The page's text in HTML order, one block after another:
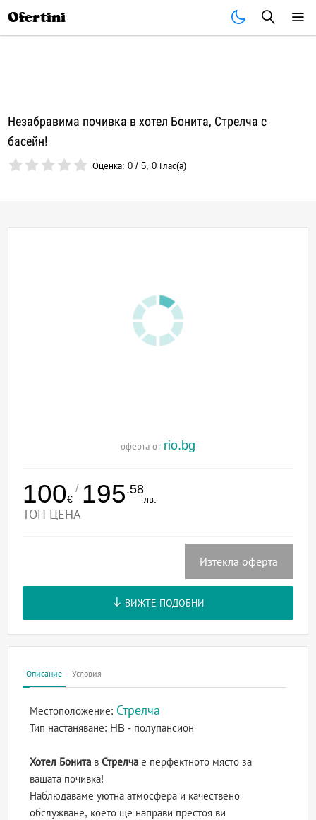
Ofertini
Незабравима почивка в хотел Бонита, Стрелча с
басейн!
Оценка:0 /5,0 Глас(а)
оферта от rio.bg
100€
/ 195.58
лв.
ТОП ЦЕНА
Изтекла оферта
ВИЖТЕ ПОДОБНИ
Описание Условия
Местоположение: Стрелча
Тип настаняване: HB - полупансион
Хотел Бонита вСтрелча е перфектното място за
вашата почивка!
Наблюдаваме уютна атмосфера и качествено
обслужване, което ще направи престоя ви